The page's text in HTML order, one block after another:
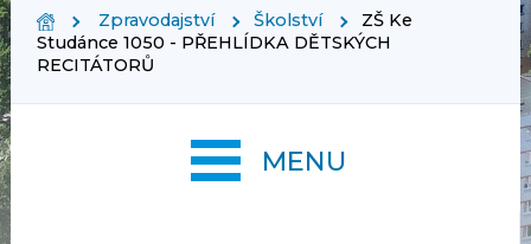
Zpravodajství Školství
ZŠ Ke
Studánce 1050 - PŘEHLÍDKA DĚTSKÝCH
RECITÁTORŮ
MENU